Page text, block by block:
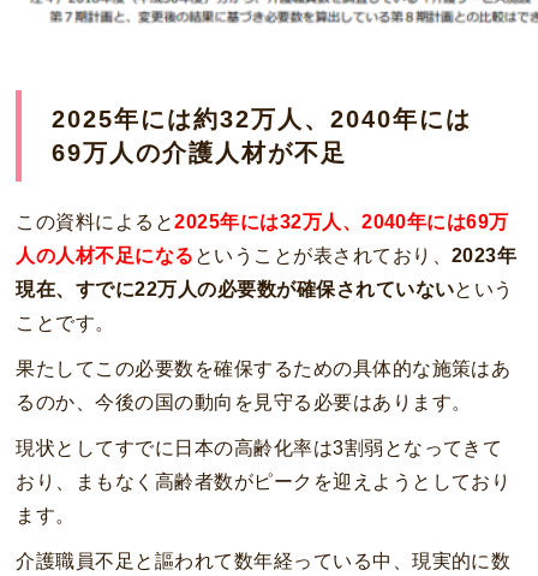
2025年には約32万人、2040年には
69万人の介護人材が不足
この資料によると2025年には32万人、2040年には69万
人の人材不足になる ということが表されており、2023年
現在、すでに22万人の必要数が確保されていないという
ことです。
果たしてこの必要数を確保するための具体的な施策はあ
るのか、今後の国の動向を見守る必要はあります。
現状としてすでに日本の高齢化率は3割弱となってきて
おり、まもなく高齢者数がピークを迎えようとしており
ます。
介護職員不足と謳われて数年経っている中、現実的に数